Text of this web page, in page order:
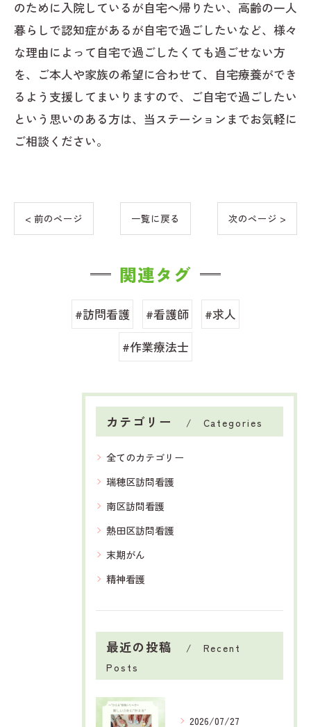
のために入院しているが自宅へ帰りたい、高齢の一人
暮らしで認知症があるが自宅で過ごしたいなど、様々
な理由によって自宅で過ごしたくても過ごせない方
を、ご本人や家族の希望に合わせて、自宅療養ができ
るよう支援してまいりますので、ご自宅で過ごしたい
という思いのある方は、当ステーションまでお気軽に
ご相談ください。
< 前のページ 一覧に戻る 次のページ >
関連タグ
#訪問看護 #看護師
#求人
#作業療法士
カテゴリー Categories
全てのカテゴリー
瑞穂区訪問看護
南区訪問看護
熱田区訪問看護
末期がん
精神看護
最近の投稿
Recent
Posts
2026/07/27